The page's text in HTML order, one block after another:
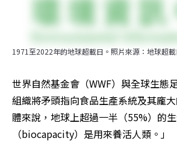
1971至2022年的地球超載日。照片來源：地球超載
世界自然基金會（WWF）與全球生態
組織將矛頭指向食品生產系統及其龐
體來說，地球上超過一半（55%）的
（biocapacity）是用來養活人類。」